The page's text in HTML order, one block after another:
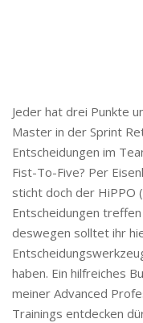
Jeder hat drei Punkte
Master in der Sprint
Entscheidungen im
Fist-To-Five? Per
sticht doch der HiPPO
Entscheidungen
deswegen solltet ihr
haben. Ein hilfreiches
meiner Advanced
Trainings entdecken